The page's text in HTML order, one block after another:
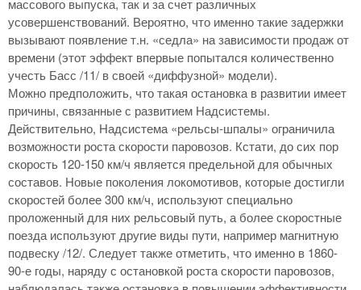
массового выпуска, так и за счет различных
усовершенствований. Вероятно, что именно такие задержки
вызывают появление т.н. «седла» на зависимости продаж от
времени (этот эффект впервые попытался количественно
учесть Басс /11/ в своей «диффузной» модели).
Можно предположить, что такая остановка в развитии имеет
причины, связанные с развитием Надсистемы.
Действительно, Надсистема «рельсы-шпалы» ограничила
возможности роста скорости паровозов. Кстати, до сих пор
скорость 120-150 км/ч является предельной для обычных
составов. Новые поколения локомотивов, которые достигли
скоростей более 300 км/ч, используют специально
проложенный для них рельсовый путь, а более скоростные
поезда используют другие виды пути, например магнитную
подвеску /12/. Следует также отметить, что именно в 1860-
90-е годы, наряду с остановкой роста скорости паровозов,